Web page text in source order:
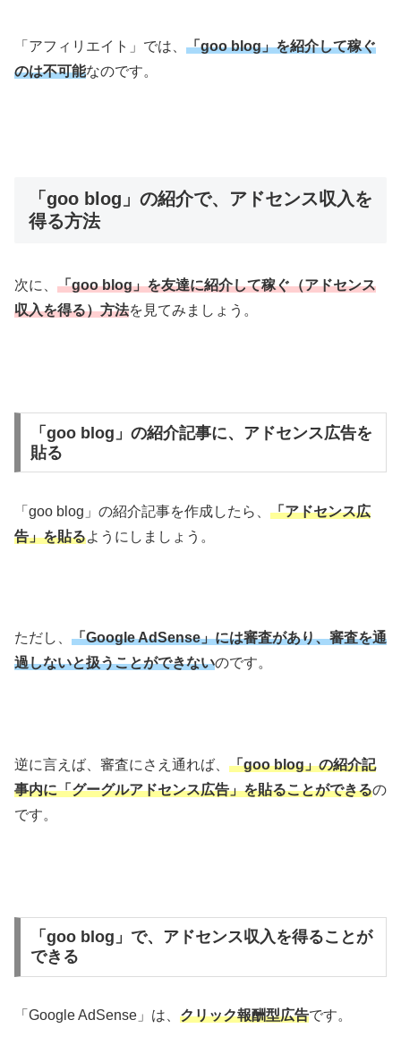
「アフィリエイト」では、 「goo blog」を紹介して稼ぐ
のは不可能なのです。
「goo blog」の紹介で、アドセンス収入を
得る方法
次に、 「goo blog」を友達に紹介して稼ぐ（アドセンス
収入を得る）方法を見てみましょう。
「goo blog」の紹介記事に、アドセンス広告を
貼る
「goo blog」の紹介記事を作成したら、 「アドセンス広
告」を貼るようにしましょう。
ただし、 「Google AdSense」には審査があり、審査を通
過しないと扱うことができないのです。
逆に言えば、審査にさえ通れば、 「goo blog」の紹介記
事内に「グーグルアドセンス広告」を貼ることができるの
です。
「goo blog」で、アドセンス収入を得ることが
できる
「Google AdSense」は、 クリック報酬型広告です。